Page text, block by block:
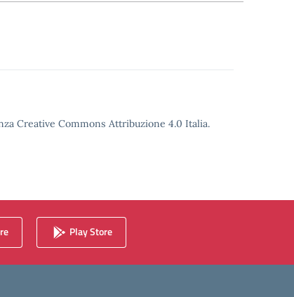
Creative Commons Attribuzione 4.0 Italia.
Play Store